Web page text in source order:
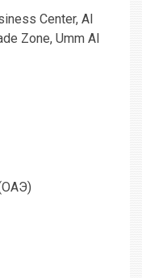
Center, Al
Zone, Umm Al